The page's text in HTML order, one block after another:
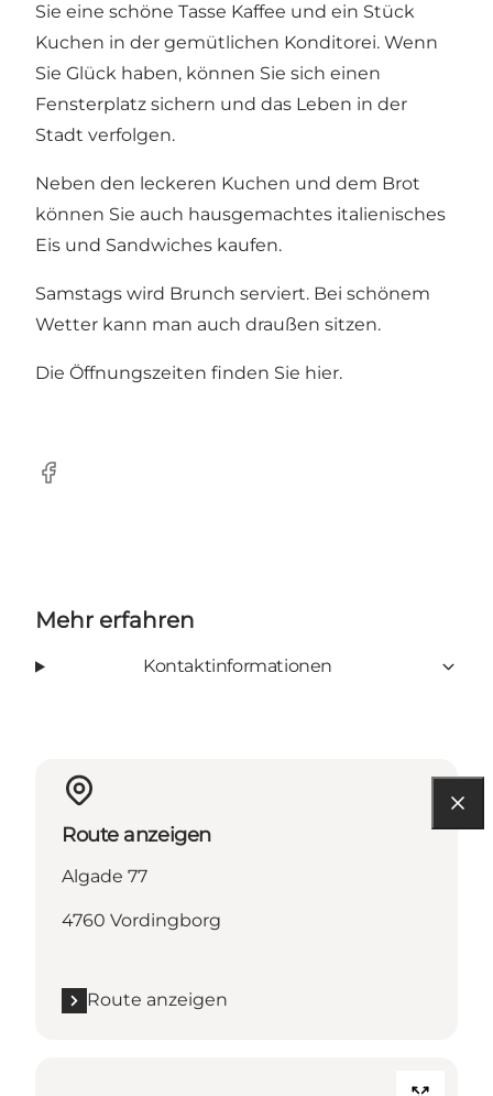
Sie eine schöne Tasse Kaffee und ein Stück
Kuchen in der gemütlichen Konditorei. Wenn
Sie Glück haben, können Sie sich einen
Fensterplatz sichern und das Leben in der
Stadt verfolgen.
Neben den leckeren Kuchen und dem Brot
können Sie auch hausgemachtes italienisches
Eis und Sandwiches kaufen.
Samstags wird Brunch serviert. Bei schönem
Wetter kann man auch draußen sitzen.
Die Öffnungszeiten finden Sie hier.
Facebook
Mehr erfahren
Kontaktinformationen
Route anzeigen
Algade 77
4760 Vordingborg
Route anzeigen